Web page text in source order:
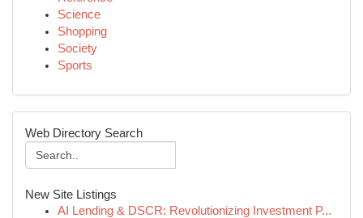
Science
Shopping
Society
Sports
Web Directory Search
New Site Listings
AI Lending & DSCR: Revolutionizing Investment P...